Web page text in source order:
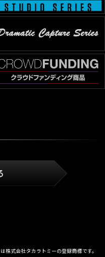
株式会社タカラトミーの登録商標です。